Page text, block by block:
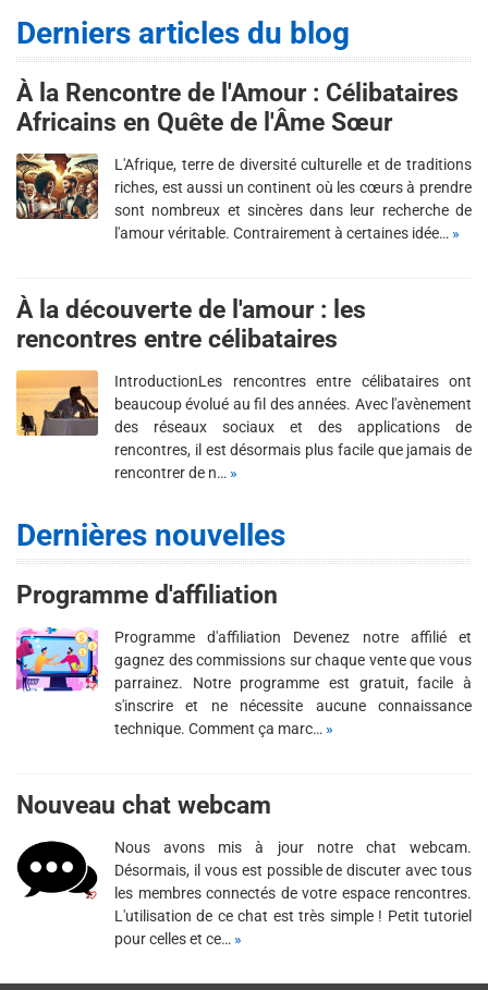
Derniers articles du blog
À la Rencontre de l'Amour : Célibataires
Africains en Quête de l'Âme Sœur
L'Afrique, terre de diversité culturelle et de traditions
riches, est aussi un continent où les cœurs à prendre
sont nombreux et sincères dans leur recherche de
l'amour véritable. Contrairement à certaines idée… »
À la découverte de l'amour : les
rencontres entre célibataires
IntroductionLes rencontres entre célibataires ont
beaucoup évolué au fil des années. Avec l'avènement
des réseaux sociaux et des applications de
rencontres, il est désormais plus facile que jamais de
rencontrer de n… »
Dernières nouvelles
Programme d'affiliation
Programme d'affiliation Devenez notre affilié et
gagnez des commissions sur chaque vente que vous
parrainez. Notre programme est gratuit, facile à
s'inscrire et ne nécessite aucune connaissance
technique. Comment ça marc… »
Nouveau chat webcam
Nous avons mis à jour notre chat webcam.
Désormais, il vous est possible de discuter avec tous
les membres connectés de votre espace rencontres.
L'utilisation de ce chat est très simple ! Petit tutoriel
pour celles et ce… »